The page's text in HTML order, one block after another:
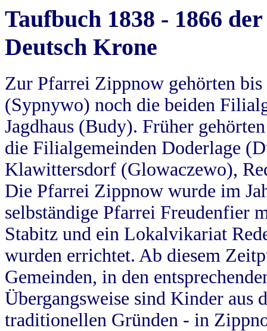
Taufbuch 1838 - 1866
Deutsch Krone
Zur Pfarrei Zippnow gehörten
(Sypnywo) noch die beiden
Jagdhaus (Budy). Früher
die Filialgemeinden Doderlage
Klawittersdorf (Glowaczewo),
Die Pfarrei Zippnow wurde im
selbständige Pfarrei Freudenfier
Stabitz und ein Lokalvikariat
wurden errichtet. Ab diesem
Gemeinden, in den
Übergangsweise sind Kinder aus
traditionellen Gründen - in